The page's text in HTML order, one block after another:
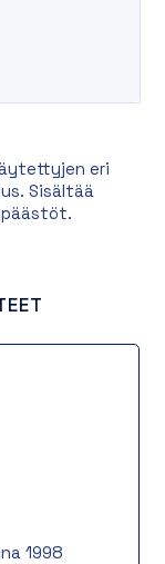
eri
Sisältää
päästöt.
1998